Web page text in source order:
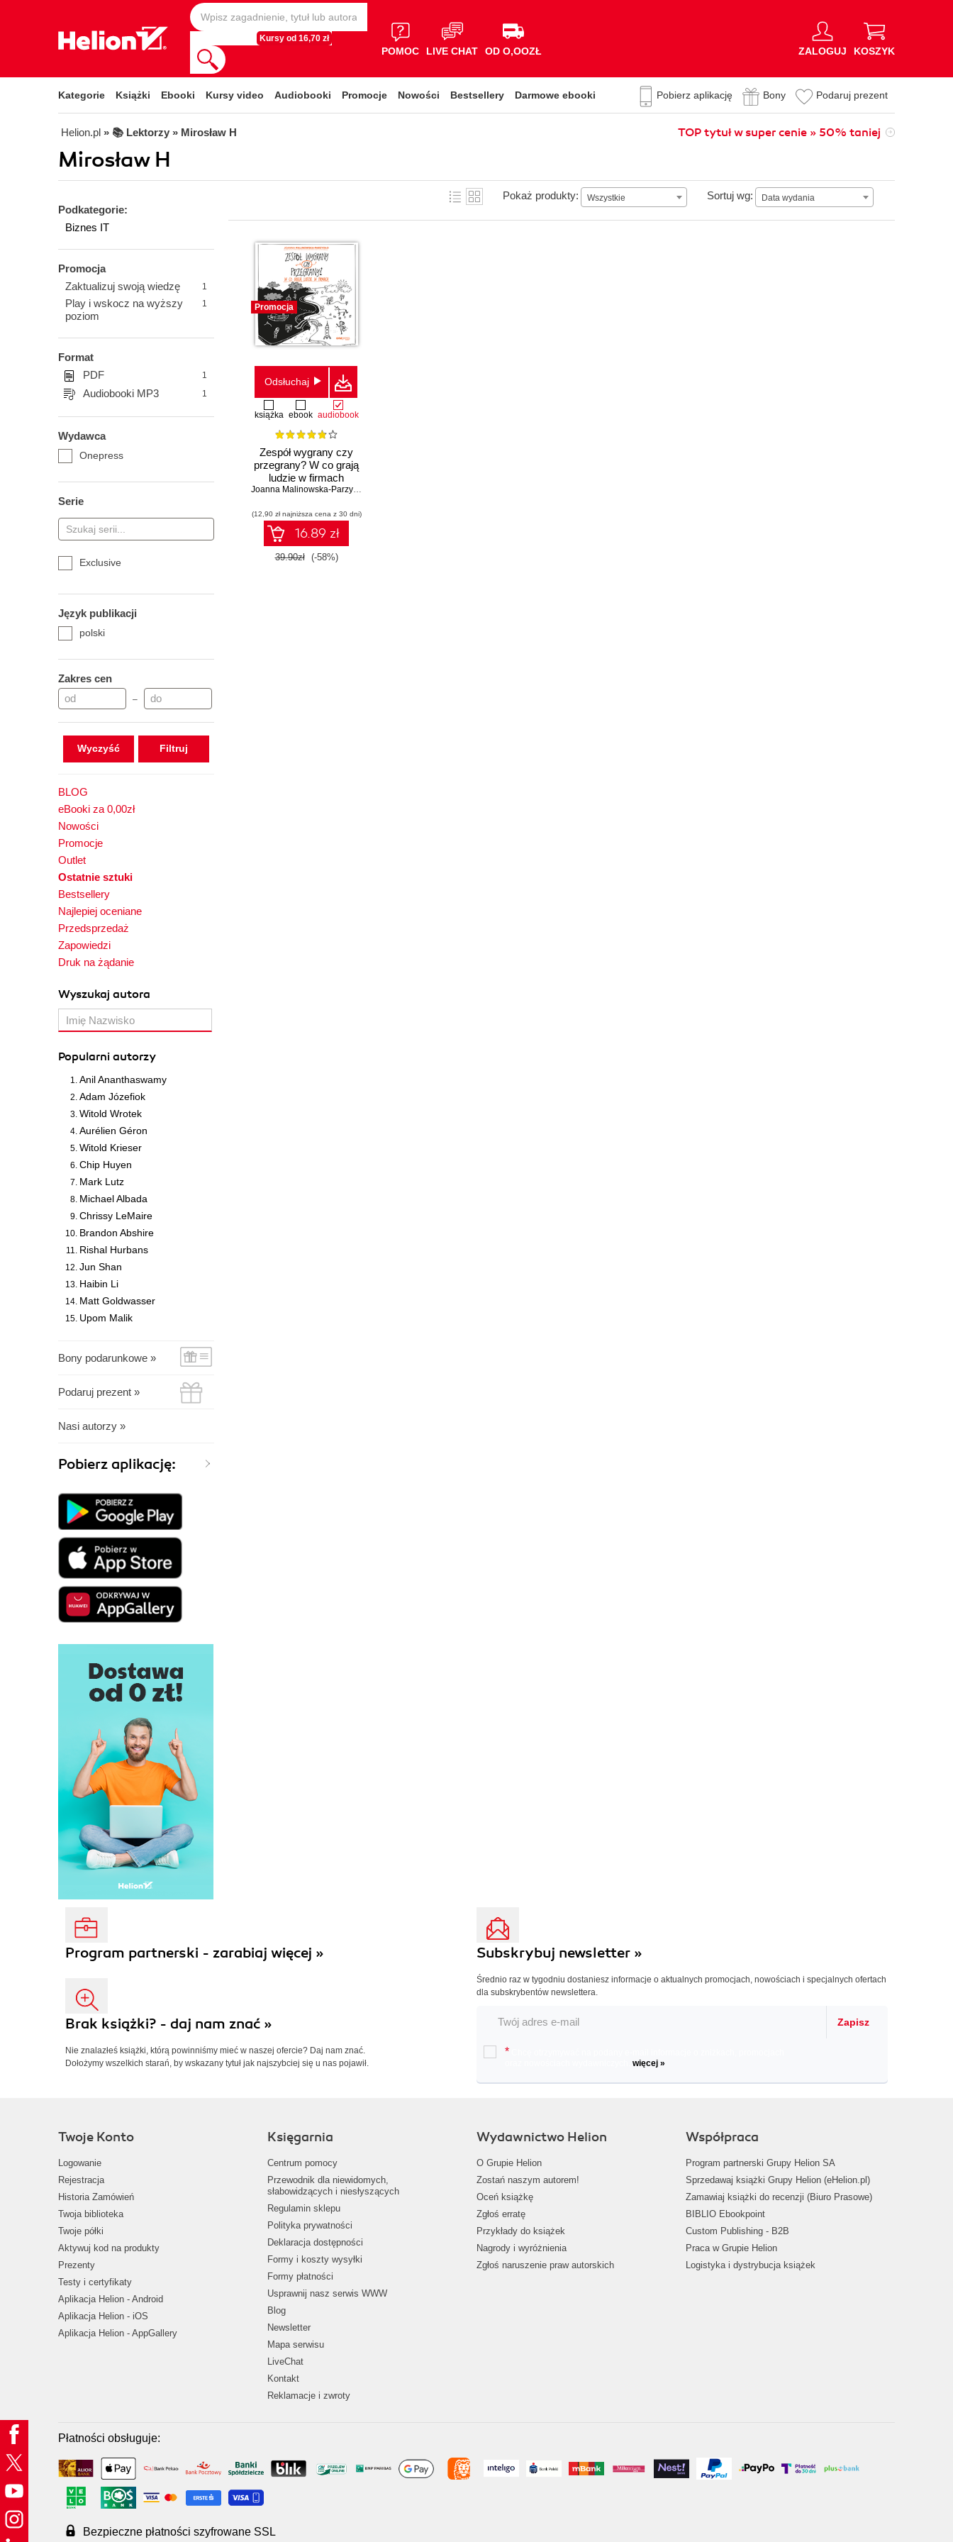
Kursy od 16,70 zł
POMOC LIVE CHAT OD O,OOZŁ ZALOGUJ KOSZYK
Kategorie Książki Ebooki Kursy video Audiobooki Promocje Nowości Bestsellery Darmowe ebooki Pobierz aplikację Bony Podaruj prezent
Helion.pl » 📚 Lektorzy » Mirosław H TOP tytuł w super cenie » 50% taniej
Mirosław H
Podkategorie:
Biznes IT
Promocja
Zaktualizuj swoją wiedzę
1
Play i wskocz na wyższy
poziom
1
Format
PDF
1
Audiobooki MP3 1
Wydawca
Onepress
Serie
Exclusive
Język publikacji
polski
Zakres cen
–
Wyczyść
BLOG
eBooki za 0,00zł
Nowości
Promocje
Outlet
Ostatnie sztuki
Bestsellery
Najlepiej oceniane
Przedsprzedaż
Zapowiedzi
Druk na żądanie
Wyszukaj autora
Popularni autorzy
Anil Ananthaswamy
Adam Józefiok
Witold Wrotek
Aurélien Géron
Witold Krieser
Chip Huyen
Mark Lutz
Michael Albada
Chrissy LeMaire
Brandon Abshire
Rishal Hurbans
Jun Shan
Haibin Li
Matt Goldwasser
Upom Malik
Bony podarunkowe »
Podaruj prezent »
Nasi autorzy »
Pobierz aplikację:
Pokaż produkty: Wszystkie Sortuj wg: Data wydania
Data wydania
Promocja
Odsłuchaj
książka ebook audiobook
Zespół wygrany czy
przegrany? W co grają
ludzie w firmach
Joanna Malinowska-Parzydło
(12,90 zł najniższa cena z 30 dni)
16.89 zł
39.90zł (-58%)
Program partnerski - zarabiaj więcej »
Brak książki? - daj nam znać »
Nie znalazłeś książki, którą powinniśmy mieć w naszej ofercie? Daj nam znać.
Dołożymy wszelkich starań, by wskazany tytuł jak najszybciej się u nas pojawił.
Subskrybuj newsletter »
Średnio raz w tygodniu dostaniesz informacje o aktualnych promocjach, nowościach i specjalnych ofertach
dla subskrybentów newslettera.
Zapisz
*
więcej »
Twoje Konto
Logowanie
Rejestracja
Historia Zamówień
Twoja biblioteka
Twoje półki
Aktywuj kod na produkty
Prezenty
Testy i certyfikaty
Aplikacja Helion - Android
Aplikacja Helion - iOS
Aplikacja Helion - AppGallery
Księgarnia
Centrum pomocy
Przewodnik dla niewidomych,
słabowidzących i niesłyszących
Regulamin sklepu
Polityka prywatności
Deklaracja dostępności
Formy i koszty wysyłki
Formy płatności
Usprawnij nasz serwis WWW
Blog
Newsletter
Mapa serwisu
LiveChat
Kontakt
Reklamacje i zwroty
Wydawnictwo Helion
O Grupie Helion
Zostań naszym autorem!
Oceń książkę
Zgłoś erratę
Przykłady do książek
Nagrody i wyróżnienia
Zgłoś naruszenie praw autorskich
Współpraca
Program partnerski Grupy Helion SA
Sprzedawaj książki Grupy Helion (eHelion.pl)
Zamawiaj książki do recenzji (Biuro Prasowe)
BIBLIO Ebookpoint
Custom Publishing - B2B
Praca w Grupie Helion
Logistyka i dystrybucja książek
Płatności obsługuje:
Bezpieczne płatności szyfrowane SSL